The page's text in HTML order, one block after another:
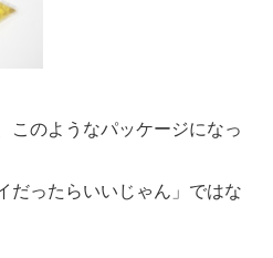
このようなパッケージになっ
だったらいいじゃん」ではな